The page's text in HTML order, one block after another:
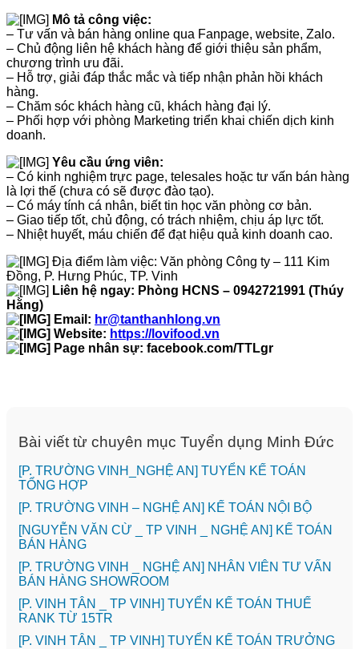
Mô tả công việc:
– Tư vấn và bán hàng online qua Fanpage, website, Zalo.
– Chủ động liên hệ khách hàng để giới thiệu sản phẩm,
chương trình ưu đãi.
– Hỗ trợ, giải đáp thắc mắc và tiếp nhận phản hồi khách
hàng.
– Chăm sóc khách hàng cũ, khách hàng đại lý.
– Phối hợp với phòng Marketing triển khai chiến dịch kinh
doanh.
Yêu cầu ứng viên:
– Có kinh nghiệm trực page, telesales hoặc tư vấn bán hàng
là lợi thế (chưa có sẽ được đào tạo).
– Có máy tính cá nhân, biết tin học văn phòng cơ bản.
– Giao tiếp tốt, chủ động, có trách nhiệm, chịu áp lực tốt.
– Nhiệt huyết, máu chiến để đạt hiệu quả kinh doanh cao.
Địa điểm làm việc: Văn phòng Công ty – 111 Kim
Đồng, P. Hưng Phúc, TP. Vinh
Liên hệ ngay: Phòng HCNS – 0942721991 (Thúy
Hằng)
Email: hr@tanthanhlong.vn
Website: https://lovifood.vn
Page nhân sự: facebook.com/TTLgr
Bài viết từ chuyên mục Tuyển dụng Minh Đức
[P. TRƯỜNG VINH_NGHỆ AN] TUYỂN KẾ TOÁN
TỔNG HỢP
[P. TRƯỜNG VINH – NGHỆ AN] KẾ TOÁN NỘI BỘ
[NGUYỄN VĂN CỪ _ TP VINH _ NGHỆ AN] KẾ TOÁN
BÁN HÀNG
[P. TRƯỜNG VINH _ NGHỆ AN] NHÂN VIÊN TƯ VẤN
BÁN HÀNG SHOWROOM
[P. VINH TÂN _ TP VINH] TUYỂN KẾ TOÁN THUẾ
RANK TỪ 15TR
[P. VINH TÂN _ TP VINH] TUYỂN KẾ TOÁN TRƯỞNG